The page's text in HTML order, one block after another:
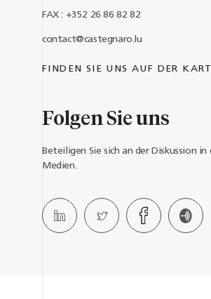
FAX : +352 26 86 82 82
contact@castegnaro.lu
FINDEN SIE UNS AUF DER
Folgen Sie uns
Beteiligen Sie sich an der Diskussion in
Medien.